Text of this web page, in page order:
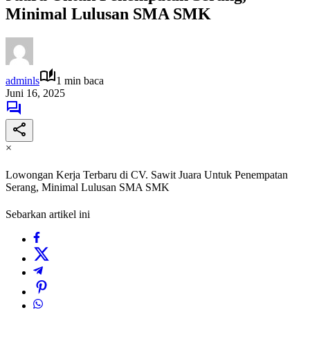
Minimal Lulusan SMA SMK
adminls
1 min baca
Juni 16, 2025
×
Lowongan Kerja Terbaru di CV. Sawit Juara Untuk Penempatan
Serang, Minimal Lulusan SMA SMK
Sebarkan artikel ini